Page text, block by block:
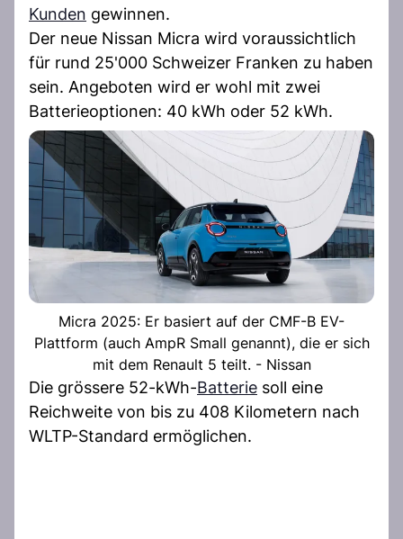
Kunden gewinnen.
Der neue Nissan Micra wird voraussichtlich
für rund 25'000 Schweizer Franken zu haben
sein. Angeboten wird er wohl mit zwei
Batterieoptionen: 40 kWh oder 52 kWh.
Micra 2025: Er basiert auf der CMF-B EV-
Plattform (auch AmpR Small genannt), die er sich
mit dem Renault 5 teilt. - Nissan
Die grössere 52-kWh-Batterie soll eine
Reichweite von bis zu 408 Kilometern nach
WLTP-Standard ermöglichen.